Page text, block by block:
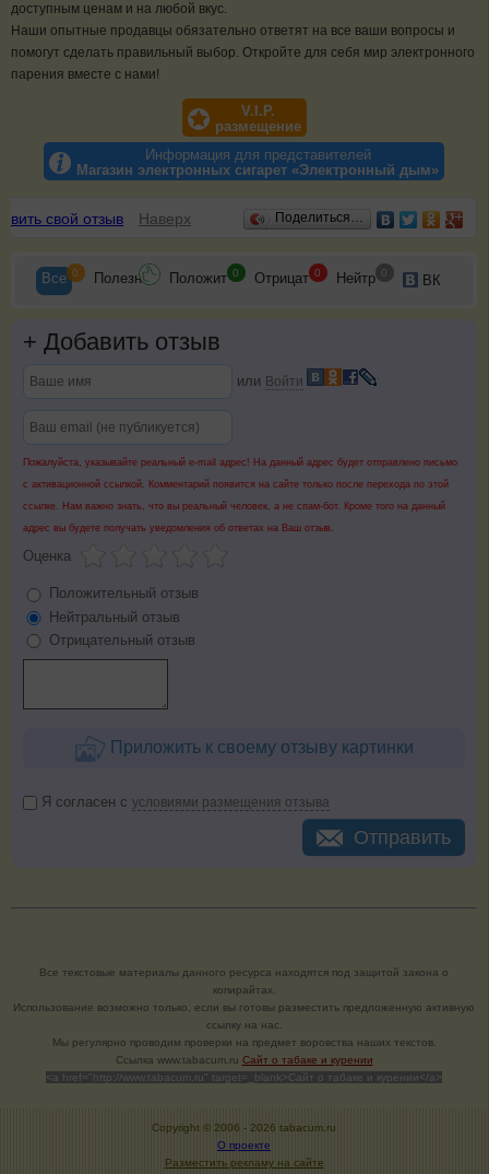
доступным ценам и на любой вкус.
Наши опытные продавцы обязательно ответят на все ваши вопросы и
помогут сделать правильный выбор. Откройте для себя мир электронного
парения вместе с нами!
V.I.P.
размещение
Информация для представителей
Магазин электронных сигарет «Электронный дым»
Отзывы
свой отзыв Наверх Поделиться…
Все 0 Полезн Положит 0 Отрицат 0 Нейтр 0 ВК
+ Добавить отзыв
или Войти
Пожалуйста, указывайте реальный e-mail адрес! На данный адрес будет отправлено письмо
с активационной ссылкой. Комментарий появится на сайте только после перехода по этой
ссылке. Нам важно знать, что вы реальный человек, а не спам-бот. Кроме того на данный
адрес вы будете получать уведомления об ответах на Ваш отзыв.
Оценка
Положительный отзыв
Нейтральный отзыв
Отрицательный отзыв
Приложить к своему отзыву картинки
Я согласен с условиями размещения отзыва
Отправить
Все текстовые материалы данного ресурса находятся под защитой закона о
копирайтах.
Использование возможно только, если вы готовы разместить предложенную активную
ссылку на нас.
Мы регулярно проводим проверки на предмет воровства наших текстов.
Cсылка www.tabacum.ru Сайт о табаке и курении
<a href="http://www.tabacum.ru" target=_blank>Сайт о табаке и курении</a>
Copyright © 2006 - 2026 tabacum.ru
О проекте
Разместить рекламу на сайте